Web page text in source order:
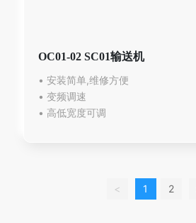
OC01-02 SC01输送机
• 安装简单,维修方便
• 变频调速
< 1 2